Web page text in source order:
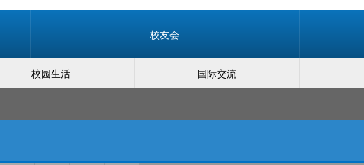
校友会
校园生活 国际交流